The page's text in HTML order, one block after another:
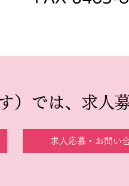
）では、求人
求人応募・お問い